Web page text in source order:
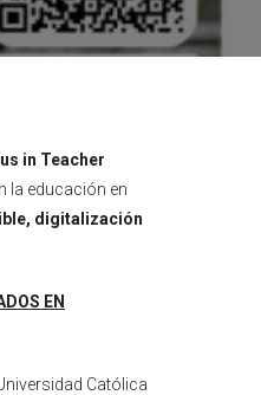
in Teacher
la educación en
digitalización
EN
Católica